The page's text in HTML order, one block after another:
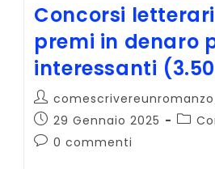
Concorsi
premi in denaro
interessanti
Autore
dell'articolo:
Articolo
pubblicato:
29 Gennaio 2025
Commenti
0 commenti